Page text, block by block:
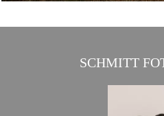
SCHMITT